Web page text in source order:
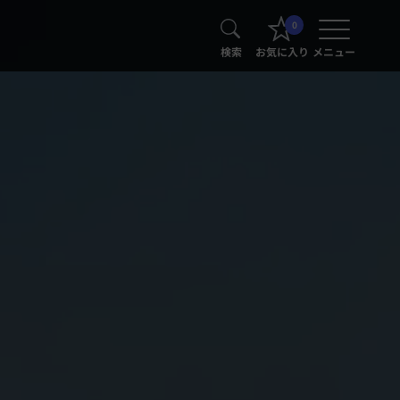
検索
0
お気に入り メニュー